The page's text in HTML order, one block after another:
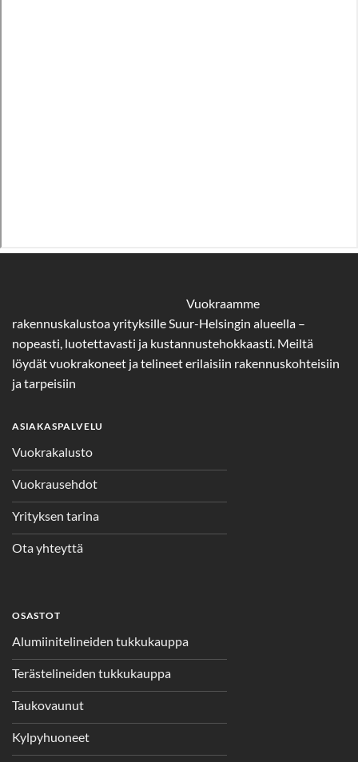
Vuokraamme
rakennuskalustoa yrityksille Suur-Helsingin alueella –
nopeasti, luotettavasti ja kustannustehokkaasti. Meiltä
löydät vuokrakoneet ja telineet erilaisiin rakennuskohteisiin
ja tarpeisiin
ASIAKASPALVELU
Vuokrakalusto
Vuokrausehdot
Yrityksen tarina
Ota yhteyttä
OSASTOT
Alumiinitelineiden tukkukauppa
Terästelineiden tukkukauppa
Taukovaunut
Kylpyhuoneet